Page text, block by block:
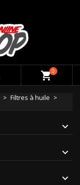
shopping_cart0
Filtres à huile